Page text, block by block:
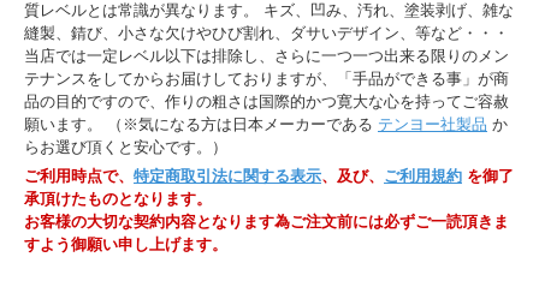
質レベルとは常識が異なります。 キズ、凹み、汚れ、塗装剥げ、雑な
縫製、錆び、小さな欠けやひび割れ、ダサいデザイン、等など・・・
当店では一定レベル以下は排除し、さらに一つ一つ出来る限りのメン
テナンスをしてからお届けしておりますが、「手品ができる事」が商
品の目的ですので、作りの粗さは国際的かつ寛大な心を持ってご容赦
願います。 （※気になる方は日本メーカーである テンヨー社製品 か
らお選び頂くと安心です。）
ご利用時点で、 特定商取引法に関する表示、及び、 ご利用規約 を御了
承頂けたものとなります。
お客様の大切な契約内容となります為ご注文前には必ずご一読頂きま
すよう御願い申し上げます。